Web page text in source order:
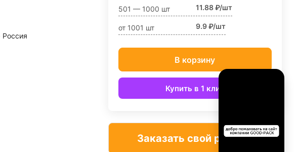
Россия
501 — 1000 шт 11.88 ₽/шт
от 1001 шт 9.9 ₽/шт
В корзину
Купить в 1 клик
Заказать свой размер